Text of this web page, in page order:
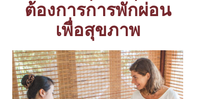
ต้องการการพักผ่อน
เพื่อสุขภาพ